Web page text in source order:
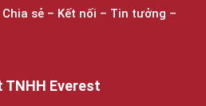
sẻ – Kết nối – Tin tưởng –
TNHH Everest